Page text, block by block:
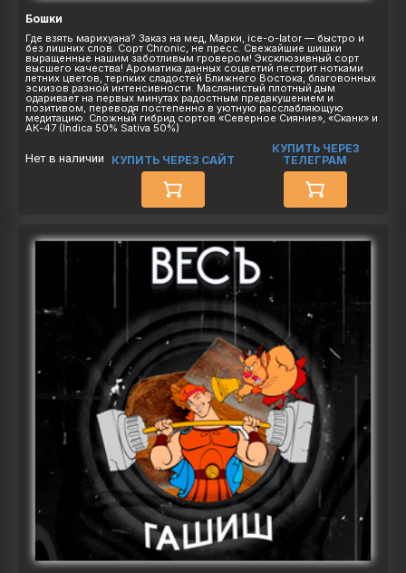
Бошки
Где взять марихуана? Заказ на мед, Марки, ice-o-lator — быстро и
без лишних слов. Сорт Chronic, не пресс. Свежайшие шишки
выращенные нашим заботливым гровером! Эксклюзивный сорт
высшего качества! Ароматика данных соцветий пестрит нотками
летних цветов, терпких сладостей Ближнего Востока, благовонных
эскизов разной интенсивности. Маслянистый плотный дым
одаривает на первых минутах радостным предвкушением и
позитивом, переводя постепенно в уютную расслабляющую
медитацию. Сложный гибрид сортов «Северное Сияние», «Сканк» и
АК-47 (Indica 50% Sativa 50%)
Нет в наличии КУПИТЬ ЧЕРЕЗ САЙТ
КУПИТЬ ЧЕРЕЗ
ТЕЛЕГРАМ